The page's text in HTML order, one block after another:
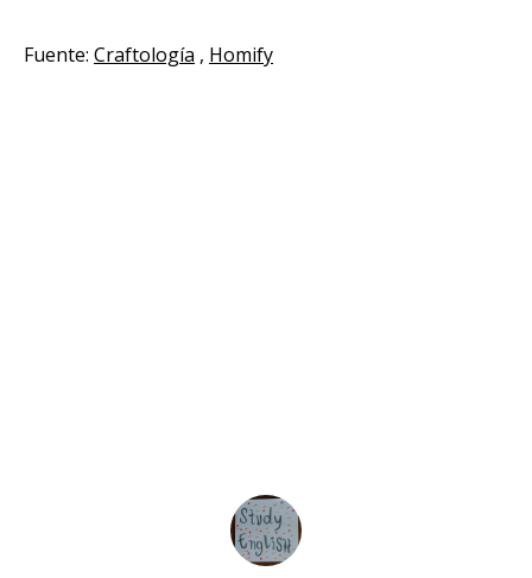
Fuente: Craftología , Homify